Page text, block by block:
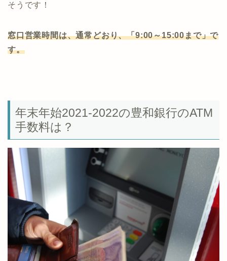
そうです！
窓口営業時間は、通常どおり、「9:00～15:00まで」で
す。
年末年始2021-2022の豊和銀行のATM
手数料は？